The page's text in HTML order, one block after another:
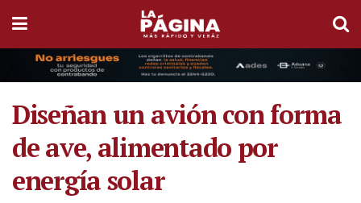
Diseñan un avión con forma
de ave, alimentado por
energía solar